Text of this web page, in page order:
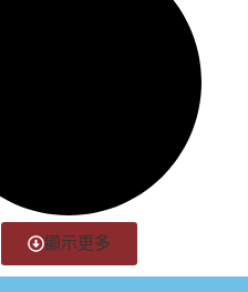
顯示更多